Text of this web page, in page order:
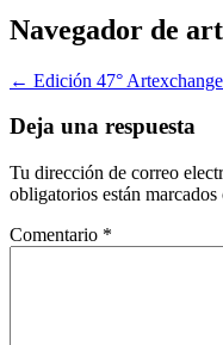
Navegador de
← Edición 47°
Deja una respuesta
Tu dirección de correo
obligatorios están marcados
Comentario *